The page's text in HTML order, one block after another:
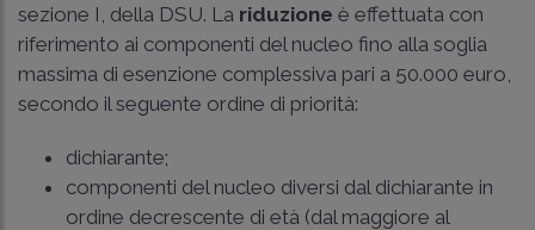
sezione I, della DSU. La riduzione è effettuata con
riferimento ai componenti del nucleo fino alla soglia
massima di esenzione complessiva pari a 50.000 euro,
secondo il seguente ordine di priorità:
dichiarante;
componenti del nucleo diversi dal dichiarante in
ordine decrescente di età (dal maggiore al